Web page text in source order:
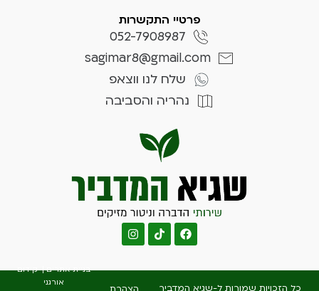
פרטיי התקשרות
052-7908987
sagimar8@gmail.com
שלח לנו ווצאפ
נהריה והסביבה
כל הזכויות שמורות ל-שגיא המדביר
בניית אתרים|קידום
אורגני